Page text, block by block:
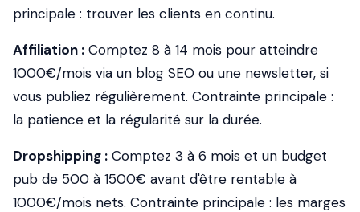
principale : trouver les clients en continu.
Affiliation : Comptez 8 à 14 mois pour atteindre
1000€/mois via un blog SEO ou une newsletter, si
vous publiez régulièrement. Contrainte principale :
la patience et la régularité sur la durée.
Dropshipping : Comptez 3 à 6 mois et un budget
pub de 500 à 1500€ avant d'être rentable à
1000€/mois nets. Contrainte principale : les marges